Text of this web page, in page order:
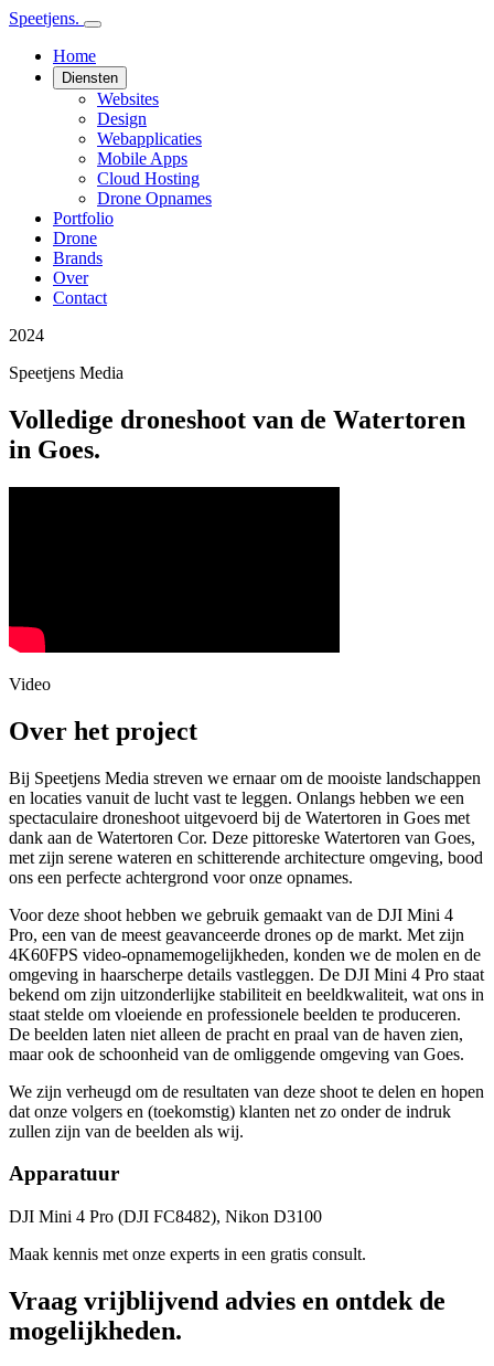
Speetjens.
Home
Diensten
Websites
Design
Webapplicaties
Mobile Apps
Cloud Hosting
Drone Opnames
Portfolio
Drone
Brands
Over
Contact
2024
Speetjens Media
Volledige droneshoot van de Watertoren
in Goes.
Video
Over het project
Bij Speetjens Media streven we ernaar om de mooiste landschappen
en locaties vanuit de lucht vast te leggen. Onlangs hebben we een
spectaculaire droneshoot uitgevoerd bij de Watertoren in Goes met
dank aan de Watertoren Cor. Deze pittoreske Watertoren van Goes,
met zijn serene wateren en schitterende architecture omgeving, bood
ons een perfecte achtergrond voor onze opnames.
Voor deze shoot hebben we gebruik gemaakt van de DJI Mini 4
Pro, een van de meest geavanceerde drones op de markt. Met zijn
4K60FPS video-opnamemogelijkheden, konden we de molen en de
omgeving in haarscherpe details vastleggen. De DJI Mini 4 Pro staat
bekend om zijn uitzonderlijke stabiliteit en beeldkwaliteit, wat ons in
staat stelde om vloeiende en professionele beelden te produceren.
De beelden laten niet alleen de pracht en praal van de haven zien,
maar ook de schoonheid van de omliggende omgeving van Goes.
We zijn verheugd om de resultaten van deze shoot te delen en hopen
dat onze volgers en (toekomstig) klanten net zo onder de indruk
zullen zijn van de beelden als wij.
Apparatuur
DJI Mini 4 Pro (DJI FC8482), Nikon D3100
Maak kennis met onze experts in een gratis consult.
Vraag vrijblijvend advies en ontdek de
mogelijkheden.